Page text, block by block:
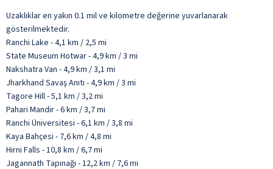
Uzaklıklar en yakın 0.1 mil ve kilometre değerine yuvarlanarak
gösterilmektedir.
Ranchi Lake - 4,1 km / 2,5 mi
State Museum Hotwar - 4,9 km / 3 mi
Nakshatra Van - 4,9 km / 3,1 mi
Jharkhand Savaş Anıtı - 4,9 km / 3 mi
Tagore Hill - 5,1 km / 3,2 mi
Pahari Mandir - 6 km / 3,7 mi
Ranchi Üniversitesi - 6,1 km / 3,8 mi
Kaya Bahçesi - 7,6 km / 4,8 mi
Hirni Falls - 10,8 km / 6,7 mi
Jagannath Tapınağı - 12,2 km / 7,6 mi